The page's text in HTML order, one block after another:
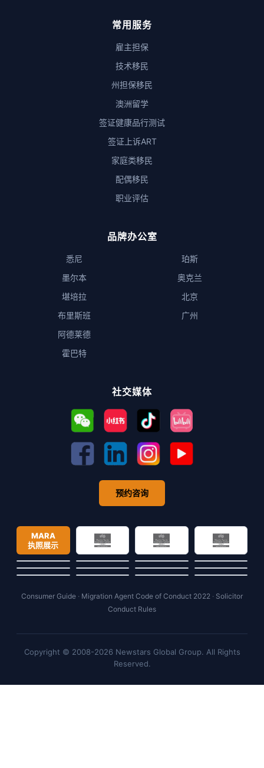
常用服务
雇主担保
技术移民
州担保移民
澳洲留学
签证健康品行测试
签证上诉ART
家庭类移民
配偶移民
职业评估
品牌办公室
悉尼
墨尔本
堪培拉
布里斯班
阿德莱德
霍巴特
珀斯
奥克兰
北京
广州
社交媒体
预约咨询
MARA
执照展示
Consumer Guide · Migration Agent Code of Conduct 2022 · Solicitor
Conduct Rules
Copyright © 2008-2026 Newstars Global Group. All Rights
Reserved.